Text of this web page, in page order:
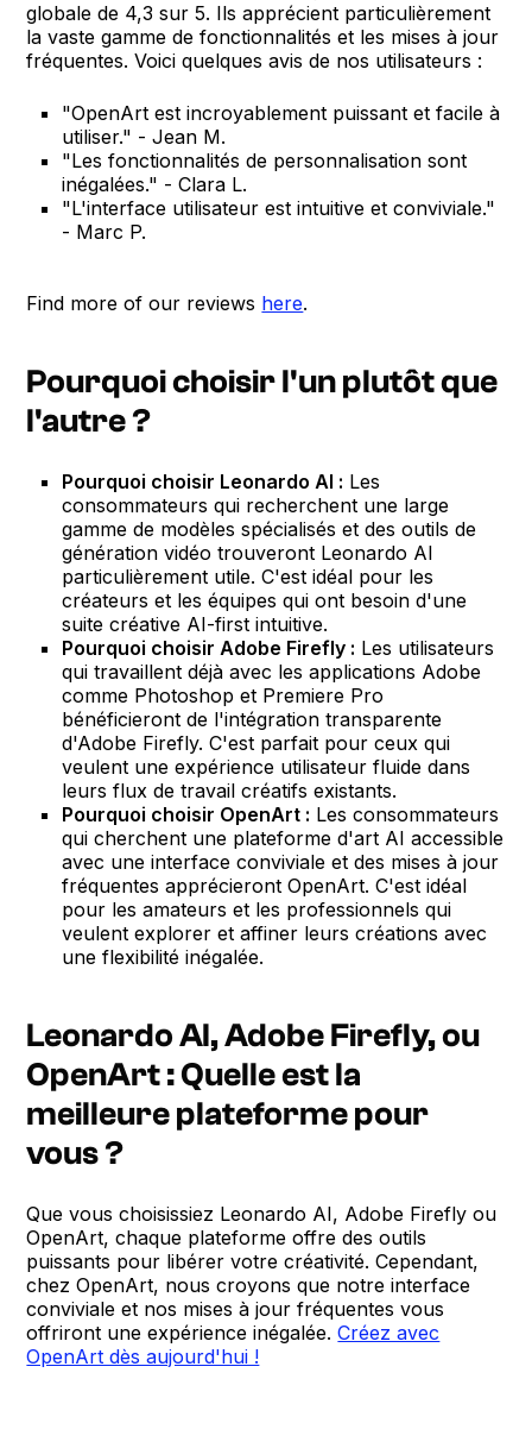
globale de 4,3 sur 5. Ils apprécient particulièrement
la vaste gamme de fonctionnalités et les mises à jour
fréquentes. Voici quelques avis de nos utilisateurs :
"OpenArt est incroyablement puissant et facile à
utiliser." - Jean M.
"Les fonctionnalités de personnalisation sont
inégalées." - Clara L.
"L'interface utilisateur est intuitive et conviviale."
- Marc P.
Find more of our reviews here.
Pourquoi choisir l'un plutôt que
l'autre ?
Pourquoi choisir Leonardo AI : Les
consommateurs qui recherchent une large
gamme de modèles spécialisés et des outils de
génération vidéo trouveront Leonardo AI
particulièrement utile. C'est idéal pour les
créateurs et les équipes qui ont besoin d'une
suite créative AI-first intuitive.
Pourquoi choisir Adobe Firefly : Les utilisateurs
qui travaillent déjà avec les applications Adobe
comme Photoshop et Premiere Pro
bénéficieront de l'intégration transparente
d'Adobe Firefly. C'est parfait pour ceux qui
veulent une expérience utilisateur fluide dans
leurs flux de travail créatifs existants.
Pourquoi choisir OpenArt : Les consommateurs
qui cherchent une plateforme d'art AI accessible
avec une interface conviviale et des mises à jour
fréquentes apprécieront OpenArt. C'est idéal
pour les amateurs et les professionnels qui
veulent explorer et affiner leurs créations avec
une flexibilité inégalée.
Leonardo AI, Adobe Firefly, ou
OpenArt : Quelle est la
meilleure plateforme pour
vous ?
Que vous choisissiez Leonardo AI, Adobe Firefly ou
OpenArt, chaque plateforme offre des outils
puissants pour libérer votre créativité. Cependant,
chez OpenArt, nous croyons que notre interface
conviviale et nos mises à jour fréquentes vous
offriront une expérience inégalée.Créez avec
OpenArt dès aujourd'hui !